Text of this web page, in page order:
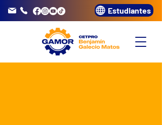
3320072 Estudiantes